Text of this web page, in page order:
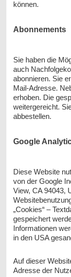
können.
Abonnements
Sie haben die
auch
abonnieren. Sie
Mail-Adresse.
erhoben. Die
weitergereicht.
abbestellen.
Google
Diese Website
von der Google
View, CA 94043,
„Cookies“ –
gespeichert
Informationen
in den USA
Auf dieser
Adresse der